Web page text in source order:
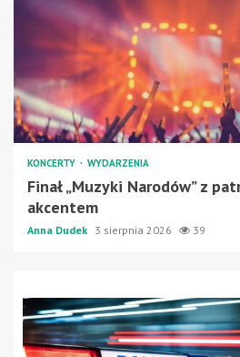
KONCERTY WYDARZENIA
Finał „Muzyki Narodów” z
akcentem
Anna Dudek 3 sierpnia 2026 39